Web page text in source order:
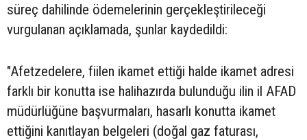
süreç dahilinde ödemelerinin gerçekleştirileceği
vurgulanan açıklamada, şunlar kaydedildi:
"Afetzedelere, fiilen ikamet ettiği halde ikamet adresi
farklı bir konutta ise halihazırda bulunduğu ilin il AFAD
müdürlüğüne başvurmaları, hasarlı konutta ikamet
ettiğini kanıtlayan belgeleri (doğal gaz faturası,